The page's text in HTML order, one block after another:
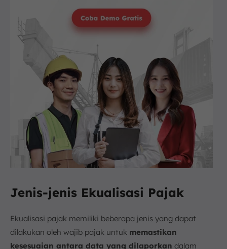
Jenis-jenis Ekualisasi Pajak
Ekualisasi pajak memiliki beberapa jenis yang dapat
dilakukan oleh wajib pajak untuk memastikan
kesesuaian antara data yang dilaporkan dalam